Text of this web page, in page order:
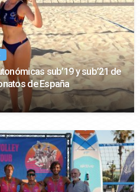
sub’19 y sub’21 de
de España